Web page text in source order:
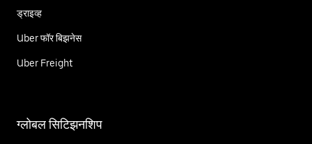
ड्राइव्ह
Uber फॉर बिझनेस
Uber Freight
ग्लोबल सिटिझनशिप